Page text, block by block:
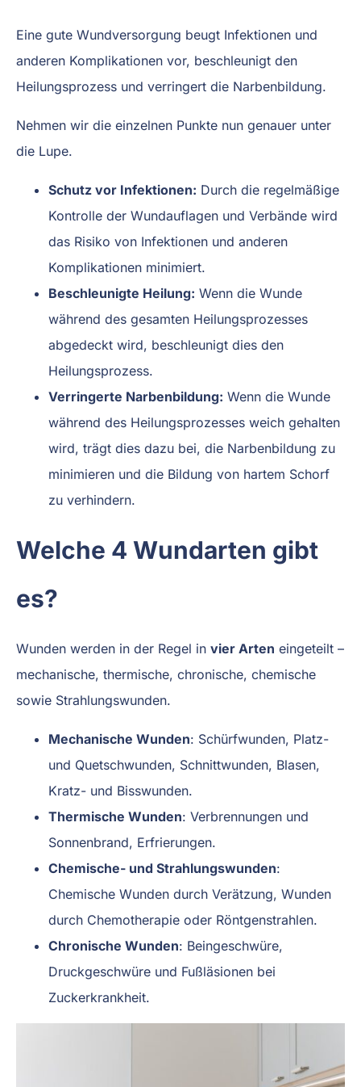
Eine gute Wundversorgung beugt Infektionen und
anderen Komplikationen vor, beschleunigt den
Heilungsprozess und verringert die Narbenbildung.
Nehmen wir die einzelnen Punkte nun genauer unter
die Lupe.
Schutz vor Infektionen: Durch die regelmäßige
Kontrolle der Wundauflagen und Verbände wird
das Risiko von Infektionen und anderen
Komplikationen minimiert.
Beschleunigte Heilung: Wenn die Wunde
während des gesamten Heilungsprozesses
abgedeckt wird, beschleunigt dies den
Heilungsprozess.
Verringerte Narbenbildung: Wenn die Wunde
während des Heilungsprozesses weich gehalten
wird, trägt dies dazu bei, die Narbenbildung zu
minimieren und die Bildung von hartem Schorf
zu verhindern.
Welche 4 Wundarten gibt
es?
Wunden werden in der Regel in vier Arten eingeteilt –
mechanische, thermische, chronische, chemische
sowie Strahlungswunden.
Mechanische Wunden: Schürfwunden, Platz-
und Quetschwunden, Schnittwunden, Blasen,
Kratz- und Bisswunden.
Thermische Wunden: Verbrennungen und
Sonnenbrand, Erfrierungen.
Chemische- und Strahlungswunden:
Chemische Wunden durch Verätzung, Wunden
durch Chemotherapie oder Röntgenstrahlen.
Chronische Wunden: Beingeschwüre,
Druckgeschwüre und Fußläsionen bei
Zuckerkrankheit.